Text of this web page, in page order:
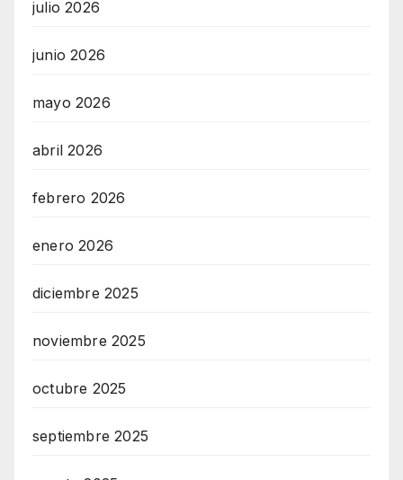
julio 2026
junio 2026
mayo 2026
abril 2026
febrero 2026
enero 2026
diciembre 2025
noviembre 2025
octubre 2025
septiembre 2025